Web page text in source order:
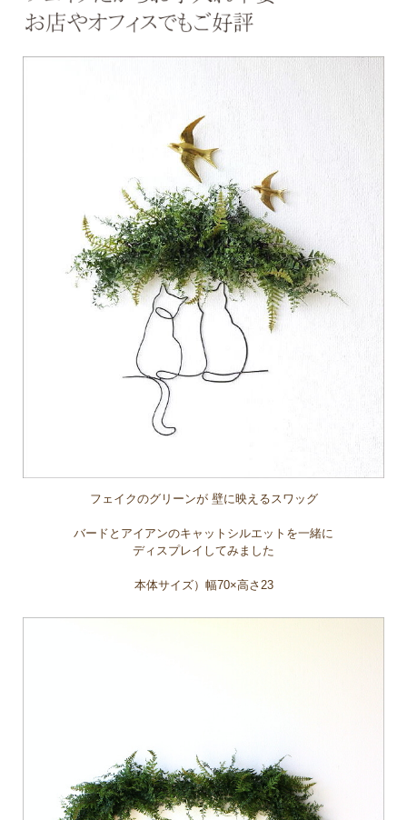
フェイクのグリーンが 壁に映えるスワッグ
バードとアイアンのキャットシルエットを一緒に
ディスプレイしてみました
本体サイズ）幅70×高さ23